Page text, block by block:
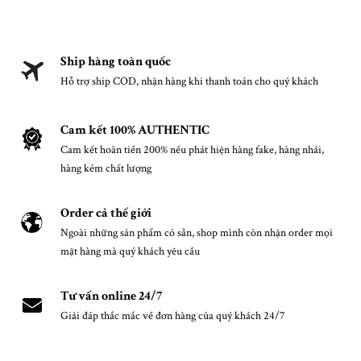
Ship hàng toàn quốc
Hỗ trợ ship COD, nhận hàng khi thanh toán cho quý khách
Cam kết 100% AUTHENTIC
Cam kết hoàn tiền 200% nếu phát hiện hàng fake, hàng nhái,
hàng kém chất lượng
Order cả thế giới
Ngoài những sản phẩm có sẵn, shop mình còn nhận order mọi
mặt hàng mà quý khách yêu cầu
Tư vấn online 24/7
Giải đáp thắc mắc về đơn hàng của quý khách 24/7